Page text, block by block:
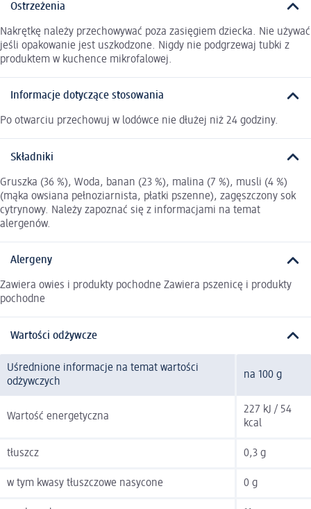
Ostrzeżenia
Nakrętkę należy przechowywać poza zasięgiem dziecka. Nie używać
jeśli opakowanie jest uszkodzone. Nigdy nie podgrzewaj tubki z
produktem w kuchence mikrofalowej.
Informacje dotyczące stosowania
Po otwarciu przechowuj w lodówce nie dłużej niż 24 godziny.
Składniki
Gruszka (36 %), Woda, banan (23 %), malina (7 %), musli (4 %)
(mąka owsiana pełnoziarnista, płatki pszenne), zagęszczony sok
cytrynowy. Należy zapoznać się z informacjami na temat
alergenów.
Alergeny
Zawiera owies i produkty pochodne Zawiera pszenicę i produkty
pochodne
Wartości odżywcze
Uśrednione informacje na temat wartości
odżywczych
na 100 g
Wartość energetyczna
227 kJ / 54
kcal
tłuszcz 0,3 g
w tym kwasy tłuszczowe nasycone 0 g